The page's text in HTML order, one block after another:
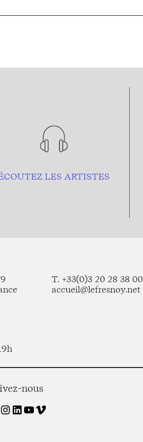
LES ARTISTES
T. +33(0)3 20 28 38 00
accueil@lefresnoy.net
nous
Instagram LinkedIn YouTube Vimeo